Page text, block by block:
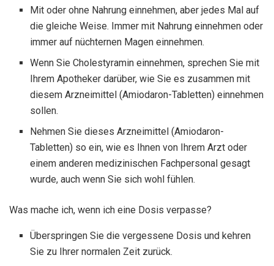
Mit oder ohne Nahrung einnehmen, aber jedes Mal auf
die gleiche Weise. Immer mit Nahrung einnehmen oder
immer auf nüchternen Magen einnehmen.
Wenn Sie Cholestyramin einnehmen, sprechen Sie mit
Ihrem Apotheker darüber, wie Sie es zusammen mit
diesem Arzneimittel (Amiodaron-Tabletten) einnehmen
sollen.
Nehmen Sie dieses Arzneimittel (Amiodaron-
Tabletten) so ein, wie es Ihnen von Ihrem Arzt oder
einem anderen medizinischen Fachpersonal gesagt
wurde, auch wenn Sie sich wohl fühlen.
Was mache ich, wenn ich eine Dosis verpasse?
Überspringen Sie die vergessene Dosis und kehren
Sie zu Ihrer normalen Zeit zurück.